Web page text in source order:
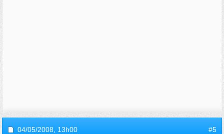
04/05/2008, 13h00 #5